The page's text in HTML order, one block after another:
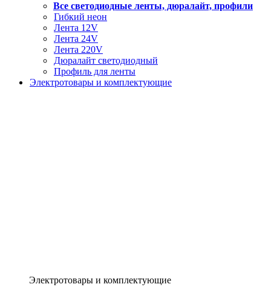
Все светодиодные ленты, дюралайт, профили
Гибкий неон
Лента 12V
Лента 24V
Лента 220V
Дюралайт светодиодный
Профиль для ленты
Электротовары и комплектующие
Электротовары и комплектующие